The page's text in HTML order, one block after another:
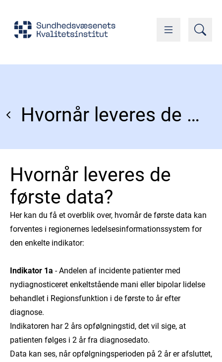
Hvornår leveres de første data?
Hvornår leveres de
første data?
Her kan du få et overblik over, hvornår de første data kan
forventes i regionernes ledelsesinformationssystem for
den enkelte indikator:
Indikator 1a - Andelen af incidente patienter med
nydiagnosticeret enkeltstående mani eller bipolar lidelse
behandlet i Regionsfunktion i de første to år efter
diagnose.
Indikatoren har 2 års opfølgningstid, det vil sige, at
patienten følges i 2 år fra diagnosedato.
Data kan ses, når opfølgningsperioden på 2 år er afsluttet,